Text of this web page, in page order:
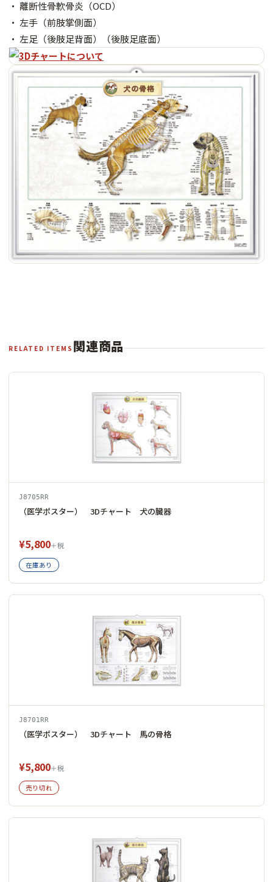
・ 離断性骨軟骨炎（OCD）
・ 左手（前肢掌側面）
・ 左足（後肢足背面）（後肢足底面）
RELATED ITEMS 関連商品
J8705RR
（医学ポスター） 3Dチャート 犬の臓器
¥5,800＋税
在庫あり
J8701RR
（医学ポスター） 3Dチャート 馬の骨格
¥5,800＋税
売り切れ